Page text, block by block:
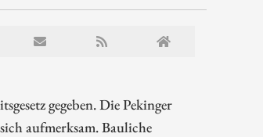
gegeben. Die Pekinger
aufmerksam. Bauliche